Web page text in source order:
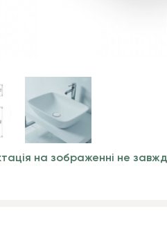
на зображенні не